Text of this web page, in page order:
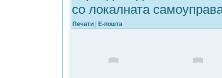
со локалната
Печати | Е-пошта